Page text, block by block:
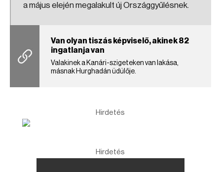
a május elején megalakult új Országgyűlésnek.
Van olyan tiszás képviselő, akinek 82
ingatlanja van
Valakinek a Kanári-szigeteken van lakása,
másnak Hurghadán üdülője.
Hirdetés
Hirdetés